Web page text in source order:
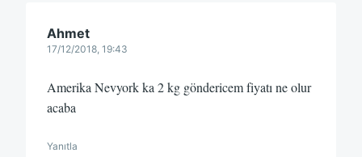
Ahmet
17/12/2018, 19:43
Amerika Nevyork ka 2 kg göndericem fiyatı ne olur
acaba
Yanıtla